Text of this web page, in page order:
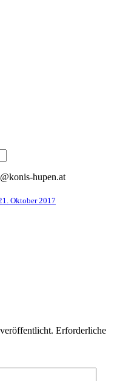
hupen.at
Oktober 2017
Erforderliche